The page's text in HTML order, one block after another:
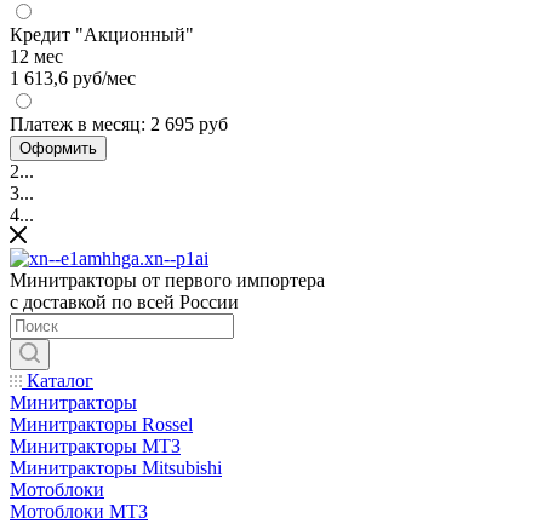
Кредит "Акционный"
12 мес
1 613,6 руб/мес
Платеж в месяц: 2 695 руб
Оформить
2...
3...
4...
Минитракторы от первого импортера
с доставкой по всей России
Каталог
Минитракторы
Минитракторы Rossel
Минитракторы МТЗ
Минитракторы Mitsubishi
Мотоблоки
Мотоблоки МТЗ